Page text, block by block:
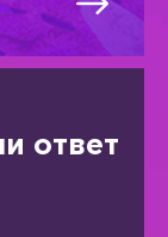
ответ